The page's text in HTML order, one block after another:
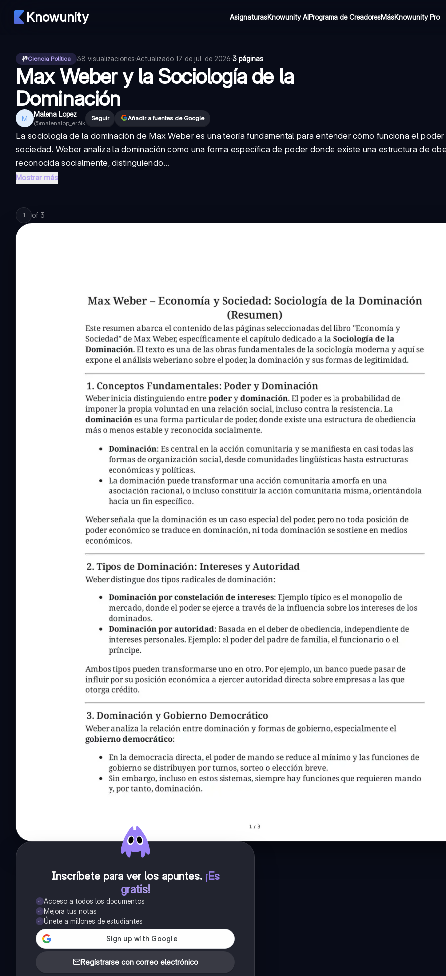
Knowunity AsignaturasKnowunity AIPrograma de CreadoresMásKnowunity Pro
Ciencia Política 38 visualizaciones·Actualizado 17 de jul. de 2026·3 páginas
Max Weber y la Sociología de la
Dominación
M Malena Lopez
@malenalop_er6ik
Seguir Añadir a fuentes de Google
La sociología de la dominación de Max Weber es una teoría fundamental para entender cómo funciona el poder
sociedad. Weber analiza la dominación como una forma específica de poder donde existe una estructura de
reconocida socialmente, distinguiendo...
Mostrar más
1 of 3
Inscríbete para ver los apuntes. ¡Es
gratis!
Acceso a todos los documentos
Mejora tus notas
Únete a millones de estudiantes
Regístrarse con correo electrónico